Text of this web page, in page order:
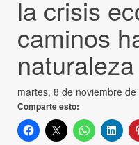
la crisis
caminos
naturaleza
martes, 8 de noviembre de
Comparte esto: